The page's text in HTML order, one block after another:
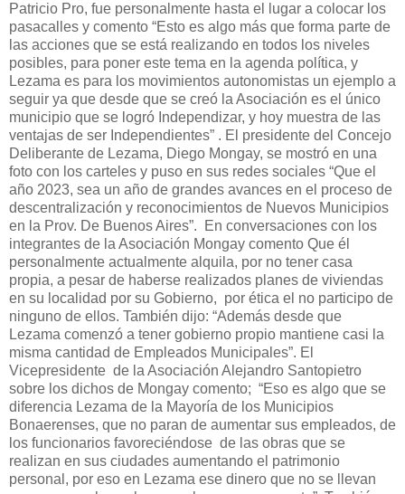
Patricio Pro, fue personalmente hasta el lugar a colocar los
pasacalles y comento “Esto es algo más que forma parte de
las acciones que se está realizando en todos los niveles
posibles, para poner este tema en la agenda política, y
Lezama es para los movimientos autonomistas un ejemplo a
seguir ya que desde que se creó la Asociación es el único
municipio que se logró Independizar, y hoy muestra de las
ventajas de ser Independientes” . El presidente del Concejo
Deliberante de Lezama, Diego Mongay, se mostró en una
foto con los carteles y puso en sus redes sociales “Que el
año 2023, sea un año de grandes avances en el proceso de
descentralización y reconocimientos de Nuevos Municipios
en la Prov. De Buenos Aires”. En conversaciones con los
integrantes de la Asociación Mongay comento Que él
personalmente actualmente alquila, por no tener casa
propia, a pesar de haberse realizados planes de viviendas
en su localidad por su Gobierno, por ética el no participo de
ninguno de ellos. También dijo: “Además desde que
Lezama comenzó a tener gobierno propio mantiene casi la
misma cantidad de Empleados Municipales”. El
Vicepresidente de la Asociación Alejandro Santopietro
sobre los dichos de Mongay comento; “Eso es algo que se
diferencia Lezama de la Mayoría de los Municipios
Bonaerenses, que no paran de aumentar sus empleados, de
los funcionarios favoreciéndose de las obras que se
realizan en sus ciudades aumentando el patrimonio
personal, por eso en Lezama ese dinero que no se llevan